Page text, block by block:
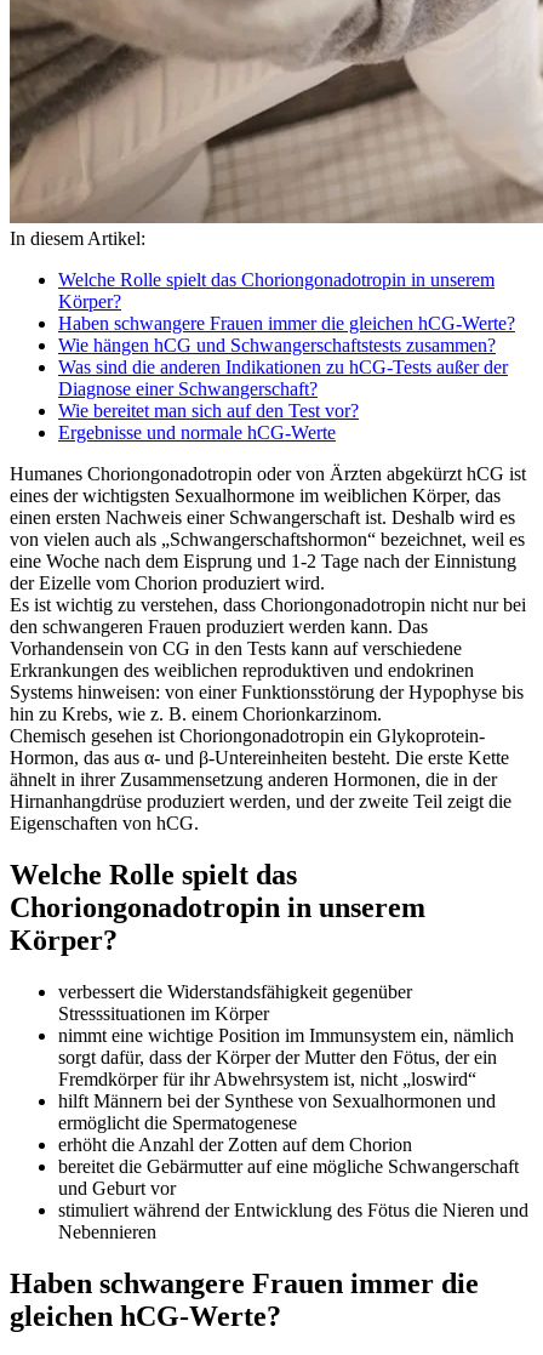
In diesem Artikel:
Welche Rolle spielt das Choriongonadotropin in unserem
Körper?
Haben schwangere Frauen immer die gleichen hCG-Werte?
Wie hängen hCG und Schwangerschaftstests zusammen?
Was sind die anderen Indikationen zu hCG-Tests außer der
Diagnose einer Schwangerschaft?
Wie bereitet man sich auf den Test vor?
Ergebnisse und normale hCG-Werte
Humanes Choriongonadotropin oder von Ärzten abgekürzt hCG ist
eines der wichtigsten Sexualhormone im weiblichen Körper, das
einen ersten Nachweis einer Schwangerschaft ist. Deshalb wird es
von vielen auch als „Schwangerschaftshormon“ bezeichnet, weil es
eine Woche nach dem Eisprung und 1-2 Tage nach der Einnistung
der Eizelle vom Chorion produziert wird.
Es ist wichtig zu verstehen, dass Choriongonadotropin nicht nur bei
den schwangeren Frauen produziert werden kann. Das
Vorhandensein von CG in den Tests kann auf verschiedene
Erkrankungen des weiblichen reproduktiven und endokrinen
Systems hinweisen: von einer Funktionsstörung der Hypophyse bis
hin zu Krebs, wie z. B. einem Chorionkarzinom.
Chemisch gesehen ist Choriongonadotropin ein Glykoprotein-
Hormon, das aus α- und β-Untereinheiten besteht. Die erste Kette
ähnelt in ihrer Zusammensetzung anderen Hormonen, die in der
Hirnanhangdrüse produziert werden, und der zweite Teil zeigt die
Eigenschaften von hCG.
Welche Rolle spielt das
Choriongonadotropin in unserem
Körper?
verbessert die Widerstandsfähigkeit gegenüber
Stresssituationen im Körper
nimmt eine wichtige Position im Immunsystem ein, nämlich
sorgt dafür, dass der Körper der Mutter den Fötus, der ein
Fremdkörper für ihr Abwehrsystem ist, nicht „loswird“
hilft Männern bei der Synthese von Sexualhormonen und
ermöglicht die Spermatogenese
erhöht die Anzahl der Zotten auf dem Chorion
bereitet die Gebärmutter auf eine mögliche Schwangerschaft
und Geburt vor
stimuliert während der Entwicklung des Fötus die Nieren und
Nebennieren
Haben schwangere Frauen immer die
gleichen hCG-Werte?